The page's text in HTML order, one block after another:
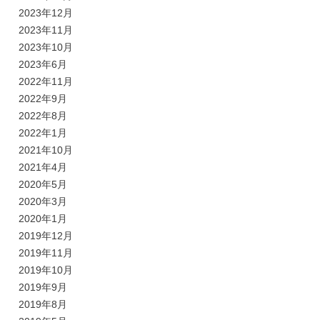
2023年12月
2023年11月
2023年10月
2023年6月
2022年11月
2022年9月
2022年8月
2022年1月
2021年10月
2021年4月
2020年5月
2020年3月
2020年1月
2019年12月
2019年11月
2019年10月
2019年9月
2019年8月